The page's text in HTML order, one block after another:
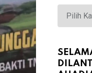
Selamat
&
atas
Dilantiknya